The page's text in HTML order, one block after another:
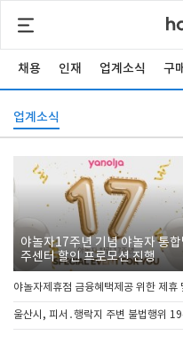
채용 인재 업계소식 구
업계소식
야놀자17주년 기념 야놀자 통합
주센터 할인 프로모션 진행
야놀자제휴점 금융혜택제공 위한 제휴
울산시, 피서․행락지 주변 불법행위